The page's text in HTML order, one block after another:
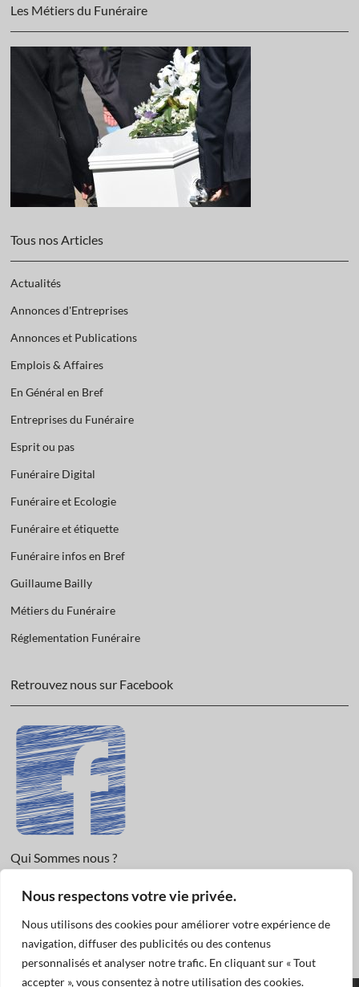
Nous respectons votre vie privée.
Nous utilisons des cookies pour améliorer votre expérience de
navigation, diffuser des publicités ou des contenus
personnalisés et analyser notre trafic. En cliquant sur « Tout
accepter », vous consentez à notre utilisation des cookies.
Les Métiers du Funéraire
Tous nos Articles
Actualités
Annonces d'Entreprises
Annonces et Publications
Emplois & Affaires
En Général en Bref
Entreprises du Funéraire
Esprit ou pas
Funéraire Digital
Funéraire et Ecologie
Funéraire et étiquette
Funéraire infos en Bref
Guillaume Bailly
Métiers du Funéraire
Réglementation Funéraire
Retrouvez nous sur Facebook
Qui Sommes nous ?
Informations légales et Protection des données.
Nous Contacter